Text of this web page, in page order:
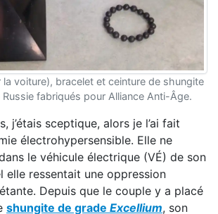
la voiture), bracelet et ceinture de shungite
Russie fabriqués pour Alliance Anti-Âge.
j’étais sceptique, alors je l’ai fait
électrohypersensible. Elle ne
le véhicule électrique (VÉ) de son
elle ressentait une oppression
Depuis que le couple y a placé
shungite de grade Excellium, son